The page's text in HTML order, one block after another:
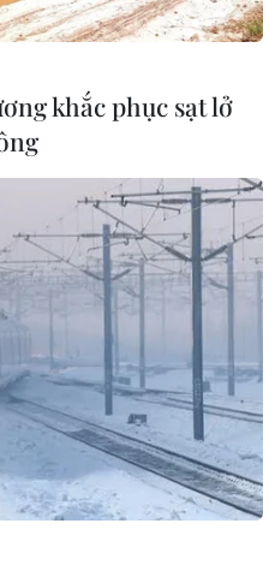
khắc phục sạt lở